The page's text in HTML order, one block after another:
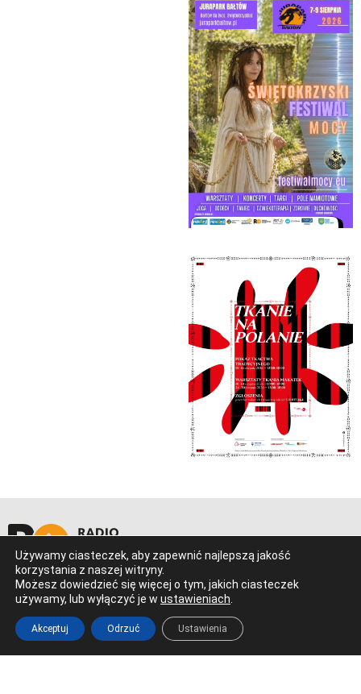
Ostrowiec Świętokrzyski
Al. 3 Maja 17 (Galeria Łysica)
tel. 41 266 22 66
redakcja@radioostrowiec.pl
Używamy ciasteczek, aby zapewnić najlepszą jakość
korzystania z naszej witryny.
Możesz dowiedzieć się więcej o tym, jakich ciasteczek
używamy, lub wyłączyć je w ustawieniach
Akceptuj Odrzuć Ustawienia